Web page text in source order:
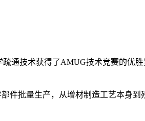
通技术获得了AMUG技术竞赛的优
件批量生产，从增材制造工艺本身